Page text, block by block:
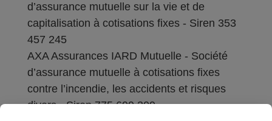
d’assurance mutuelle sur la vie et de
capitalisation à cotisations fixes - Siren 353
457 245
AXA Assurances IARD Mutuelle - Société
d’assurance mutuelle à cotisations fixes
contre l’incendie, les accidents et risques
divers - Siren 775 699 309